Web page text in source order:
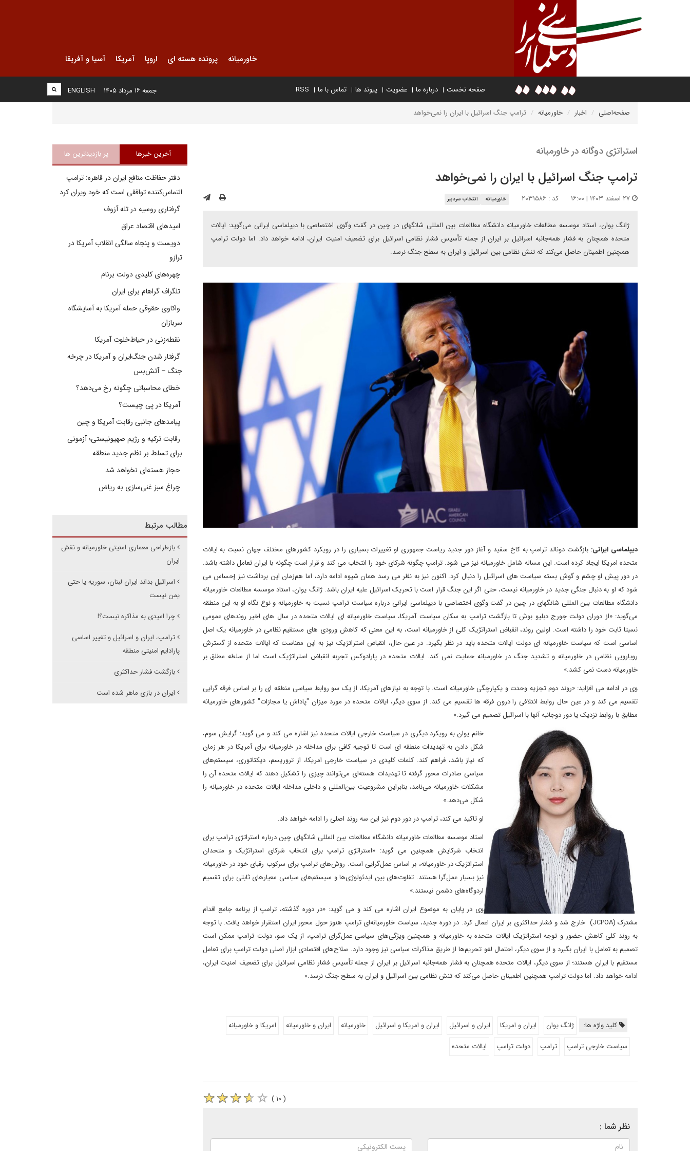
خاورمیانه پرونده هسته ای اروپا آمریکا آسیا و آفریقا
صفحه نخست درباره ما عضویت پیوند ها تماس با ما RSS
ENGLISH جمعه ۱۶ مرداد ۱۴۰۵
صفحه‌اصلی اخبار خاورمیانه ترامپ جنگ اسرائیل با ایران را نمی‌خواهد
استراتژی دوگانه در خاورمیانه
ترامپ جنگ اسرائیل با ایران را نمی‌خواهد
کد : ۲۰۳۱۵۸۶ خاورمیانه انتخاب سردبیر
ژانگ یوان، استاد موسسه مطالعات خاورمیانه دانشگاه مطالعات بین المللی شانگهای در چین در گفت وگوی اختصاصی با دیپلماسی ایرانی می‌گوید: ایالات
متحده همچنان به فشار همه‌جانبه اسرائیل بر ایران از جمله تأسیس فشار نظامی اسرائیل برای تضعیف امنیت ایران، ادامه خواهد داد. اما دولت ترامپ
همچنین اطمینان حاصل می‌کند که تنش نظامی بین اسرائیل و ایران به سطح جنگ نرسد.
دیپلماسی ایرانی: بازگشت دونالد ترامپ به کاخ سفید و آغاز دور جدید ریاست جمهوری او تغییرات بسیاری را در رویکرد کشورهای مختلف جهان نسبت به ایالات
متحده امریکا ایجاد کرده است. این مساله شامل خاورمیانه نیز می شود. ترامپ چگونه شرکای خود را انتخاب می کند و قرار است چگونه با ایران تعامل داشته باشد.
در دور پیش او چشم و گوش بسته سیاست های اسرائیل را دنبال کرد. اکنون نیز به نظر می رسد همان شیوه ادامه دارد، اما هم‌زمان این برداشت نیز إحساس می
شود که او به دنبال جنگی جدید در خاورمیانه نیست، حتی اگر این جنگ قرار است با تحریک اسرائیل علیه ایران باشد. ژانگ یوان، استاد موسسه مطالعات خاورمیانه
دانشگاه مطالعات بین المللی شانگهای در چین در گفت وگوی اختصاصی با دیپلماسی ایرانی درباره سیاست ترامپ نسبت به خاورمیانه و نوع نگاه او به این منطقه
می‌گوید: «از دوران دولت جورج دبلیو بوش تا بازگشت ترامپ به سکان سیاست آمریکا، سیاست خاورمیانه ای ایالات متحده در سال های اخیر روندهای عمومی
نسبتا ثابت خود را داشته است. اولین روند، انقباض استراتژیک کلی از خاورمیانه است، به این معنی که کاهش ورودی های مستقیم نظامی در خاورمیانه یک اصل
اساسی است که سیاست خاورمیانه ای دولت ایالات متحده باید در نظر بگیرد. در عین حال، انقباض استراتژیک نیز به این معناست که ایالات متحده از گسترش
رویارویی نظامی در خاورمیانه و تشدید جنگ در خاورمیانه حمایت نمی کند. ایالات متحده در پارادوکس تجربه انقباض استراتژیک است اما از سلطه مطلق بر
خاورمیانه دست نمی کشد.»
وی در ادامه می افزاید: «روند دوم تجزیه وحدت و یکپارچگی خاورمیانه است. با توجه به نیازهای آمریکا، از یک سو روابط سیاسی منطقه ای را بر اساس فرقه گرایی
تقسیم می کند و در عین حال روابط ائتلافی را درون فرقه ها تقسیم می کند. از سوی دیگر، ایالات متحده در مورد میزان "پاداش یا مجازات" کشورهای خاورمیانه
مطابق با روابط نزدیک یا دور دوجانبه آنها با اسرائیل تصمیم می گیرد.»
خانم یوان به رویکرد دیگری در سیاست خارجی ایالات متحده نیز اشاره می کند و می گوید: گرایش سوم،
شکل دادن به تهدیدات منطقه ای است تا توجیه کافی برای مداخله در خاورمیانه برای آمریکا در هر زمان
که نیاز باشد، فراهم کند. کلمات کلیدی در سیاست خارجی امریکا، از تروریسم، دیکتاتوری، سیستم‌های
سیاسی صادرات محور گرفته تا تهدیدات هسته‌ای می‌توانند چیزی را تشکیل دهند که ایالات متحده آن را
مشکلات خاورمیانه می‌نامد، بنابراین مشروعیت بین‌المللی و داخلی مداخله ایالات متحده در خاورمیانه را
شکل می‌دهد.»
او تاکید می کند، ترامپ در دور دوم نیز این سه روند اصلی را ادامه خواهد داد.
استاد موسسه مطالعات خاورمیانه دانشگاه مطالعات بین المللی شانگهای چین درباره استراتژی ترامپ برای
انتخاب شرکایش همچنین می گوید: «استراتژی ترامپ برای انتخاب شرکای استراتژیک و متحدان
استراتژیک در خاورمیانه، بر اساس عمل‌گرایی است. روش‌های ترامپ برای سرکوب رقبای خود در خاورمیانه
نیز بسیار عمل‌گرا هستند. تفاوت‌های بین ایدئولوژی‌ها و سیستم‌های سیاسی معیارهای ثابتی برای تقسیم
اردوگاه‌های دشمن نیستند.»
وی در پایان به موضوع ایران اشاره می کند و می گوید: «در دوره گذشته، ترامپ از برنامه جامع اقدام
مشترک (JCPOA) خارج شد و فشار حداکثری بر ایران اعمال کرد. در دوره جدید، سیاست خاورمیانه‌ای ترامپ هنوز حول محور ایران استقرار خواهد یافت. با توجه
به روند کلی کاهش حضور و توجه استراتژیک ایالات متحده به خاورمیانه و همچنین ویژگی‌های سیاسی عمل‌گرای ترامپ، از یک سو، دولت ترامپ ممکن است
تصمیم به تعامل با ایران بگیرد و از سوی دیگر، احتمال لغو تحریم‌ها از طریق مذاکرات سیاسی نیز وجود دارد. سلاح‌های اقتصادی ابزار اصلی دولت ترامپ برای تعامل
مستقیم با ایران هستند؛ از سوی دیگر، ایالات متحده همچنان به فشار همه‌جانبه اسرائیل بر ایران از جمله تأسیس فشار نظامی اسرائیل برای تضعیف امنیت ایران،
ادامه خواهد داد. اما دولت ترامپ همچنین اطمینان حاصل می‌کند که تنش نظامی بین اسرائیل و ایران به سطح جنگ نرسد.»
کلید واژه ها: ژانگ یوان ایران و امریکا ایران و اسرائیل ایران و امریکا و اسرائیل خاورمیانه ایران و خاورمیانه
امریکا و خاورمیانه
سیاست خارجی ترامپ
ترامپ دولت ترامپ ایالات متحده
( ۱۰ )
نظر شما :
آخرین خبرها پر بازدیدترین ها
دفتر حفاظت منافع ایران در قاهره: ترامپ
التماس‌کننده توافقی است که خود ویران کرد
گرفتاری روسیه در تله آزوف
امیدهای اقتصاد عراق
دویست و پنجاه سالگی انقلاب آمریکا در
ترازو
چهره‌های کلیدی دولت برنام
تلگراف گراهام برای ایران
واکاوی حقوقی حمله آمریکا به آسایشگاه
سربازان
نقطه‌زنی در حیاط‌خلوت آمریکا
گرفتار شدن جنگ‌ایران و آمریکا در چرخه
جنگ – آتش‌بس
خطای محاسباتی چگونه رخ می‌دهد؟
آمریکا در پی چیست؟
پیامدهای جانبی رقابت آمریکا و چین
رقابت ترکیه و رژیم صهیونیستی؛ آزمونی
برای تسلط بر نظم جدید منطقه
حجاز هسته‌ای نخواهد شد
چراغ سبز غنی‌سازی به ریاض
مطالب مرتبط
بازطراحی معماری امنیتی خاورمیانه و نقش
ایران
اسرائیل بداند ایران لبنان، سوریه یا حتی
یمن نیست
چرا امیدی به مذاکره نیست؟!
ترامپ، ایران و اسرائیل و تغییر اساسی
پارادایم امنیتی منطقه
بازگشت فشار حداکثری
ایران در بازی ماهر شده است